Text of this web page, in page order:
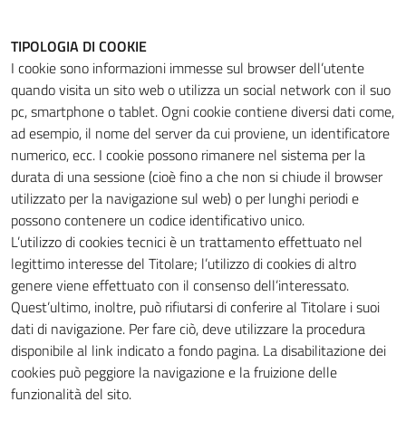
TIPOLOGIA DI COOKIE
I cookie sono informazioni immesse sul browser dell’utente
quando visita un sito web o utilizza un social network con il suo
pc, smartphone o tablet. Ogni cookie contiene diversi dati come,
ad esempio, il nome del server da cui proviene, un identificatore
numerico, ecc. I cookie possono rimanere nel sistema per la
durata di una sessione (cioè fino a che non si chiude il browser
utilizzato per la navigazione sul web) o per lunghi periodi e
possono contenere un codice identificativo unico.
L’utilizzo di cookies tecnici è un trattamento effettuato nel
legittimo interesse del Titolare; l’utilizzo di cookies di altro
genere viene effettuato con il consenso dell’interessato.
Quest’ultimo, inoltre, può rifiutarsi di conferire al Titolare i suoi
dati di navigazione. Per fare ciò, deve utilizzare la procedura
disponibile al link indicato a fondo pagina. La disabilitazione dei
cookies può peggiore la navigazione e la fruizione delle
funzionalità del sito.